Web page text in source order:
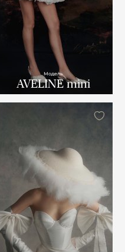
Модель
AVELINE mini